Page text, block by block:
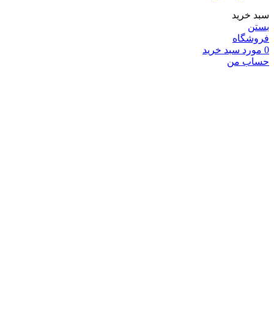
سبد خرید
بستن
فروشگاه
0 مورد سبد خرید
حساب من